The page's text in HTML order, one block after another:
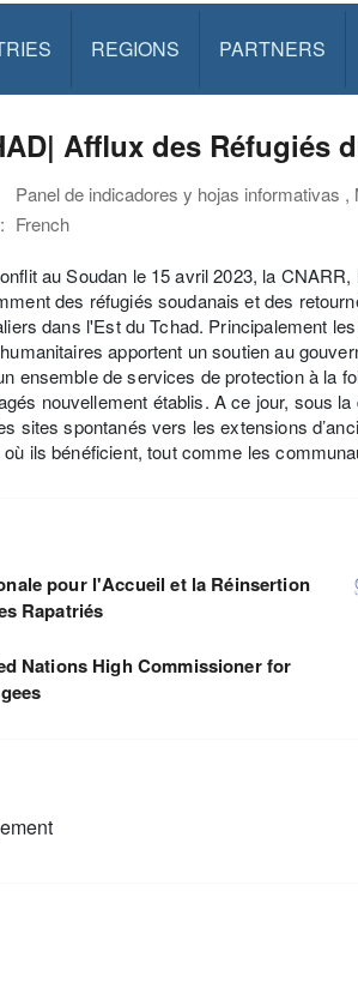
REGIONS PARTNERS
Afflux des Réfugiés
Panel de indicadores y hojas informativas
French
au Soudan le 15 avril 2023, la
des réfugiés soudanais et des
dans l'Est du Tchad. Principalement
apportent un soutien au
ensemble de services de protection à la
nouvellement établis. A ce jour, sous
sites spontanés vers les extensions
ils bénéficient, tout comme les
pour l'Accueil et la Réinsertion
Rapatriés
Nations High Commissioner for